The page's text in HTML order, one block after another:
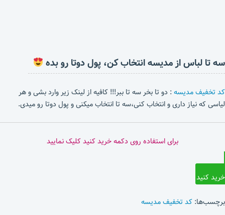
سه تا لباس از مدیسه انتخاب کن، پول دوتا رو بده
کد تخفیف مدیسه: دو تا بخر سه تا ببر!!! کافیه از لینک زیر وارد بشی و هر
لیاسی که نیاز داری و انتخاب کنی،سه تا انتخاب میکنی و پول دوتا رو میدی.
برای استفاده روی دکمه خرید کنید کلیک نمایید
خرید کنید
برچسب‌ها: کد تخفیف مدیسه